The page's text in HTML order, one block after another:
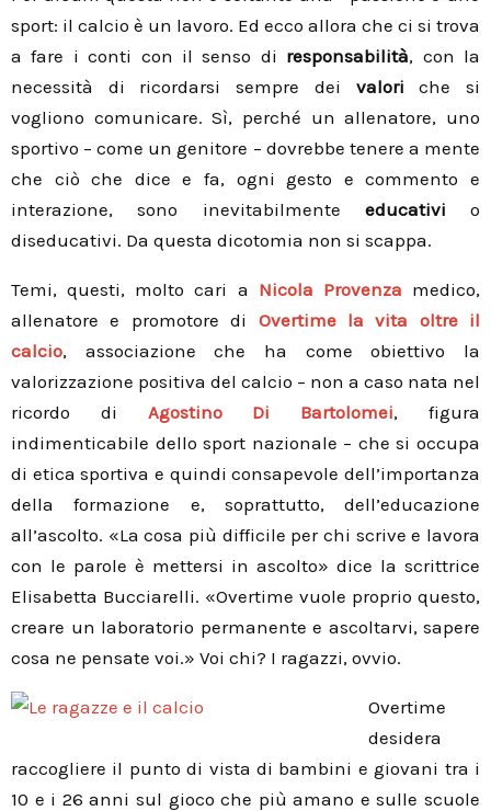
sport: il calcio è un lavoro. Ed ecco allora che ci si trova
a fare i conti con il senso di responsabilità, con la
necessità di ricordarsi sempre dei valori che si
vogliono comunicare. Sì, perché un allenatore, uno
sportivo – come un genitore – dovrebbe tenere a mente
che ciò che dice e fa, ogni gesto e commento e
interazione, sono inevitabilmente educativi o
diseducativi. Da questa dicotomia non si scappa.
Temi, questi, molto cari a Nicola Provenza medico,
allenatore e promotore di Overtime la vita oltre il
calcio, associazione che ha come obiettivo la
valorizzazione positiva del calcio – non a caso nata nel
ricordo di Agostino Di Bartolomei, figura
indimenticabile dello sport nazionale – che si occupa
di etica sportiva e quindi consapevole dell’importanza
della formazione e, soprattutto, dell’educazione
all’ascolto. «La cosa più difficile per chi scrive e lavora
con le parole è mettersi in ascolto» dice la scrittrice
Elisabetta Bucciarelli. «Overtime vuole proprio questo,
creare un laboratorio permanente e ascoltarvi, sapere
cosa ne pensate voi.» Voi chi? I ragazzi, ovvio.
Overtime
desidera
raccogliere il punto di vista di bambini e giovani tra i
10 e i 26 anni sul gioco che più amano e sulle scuole